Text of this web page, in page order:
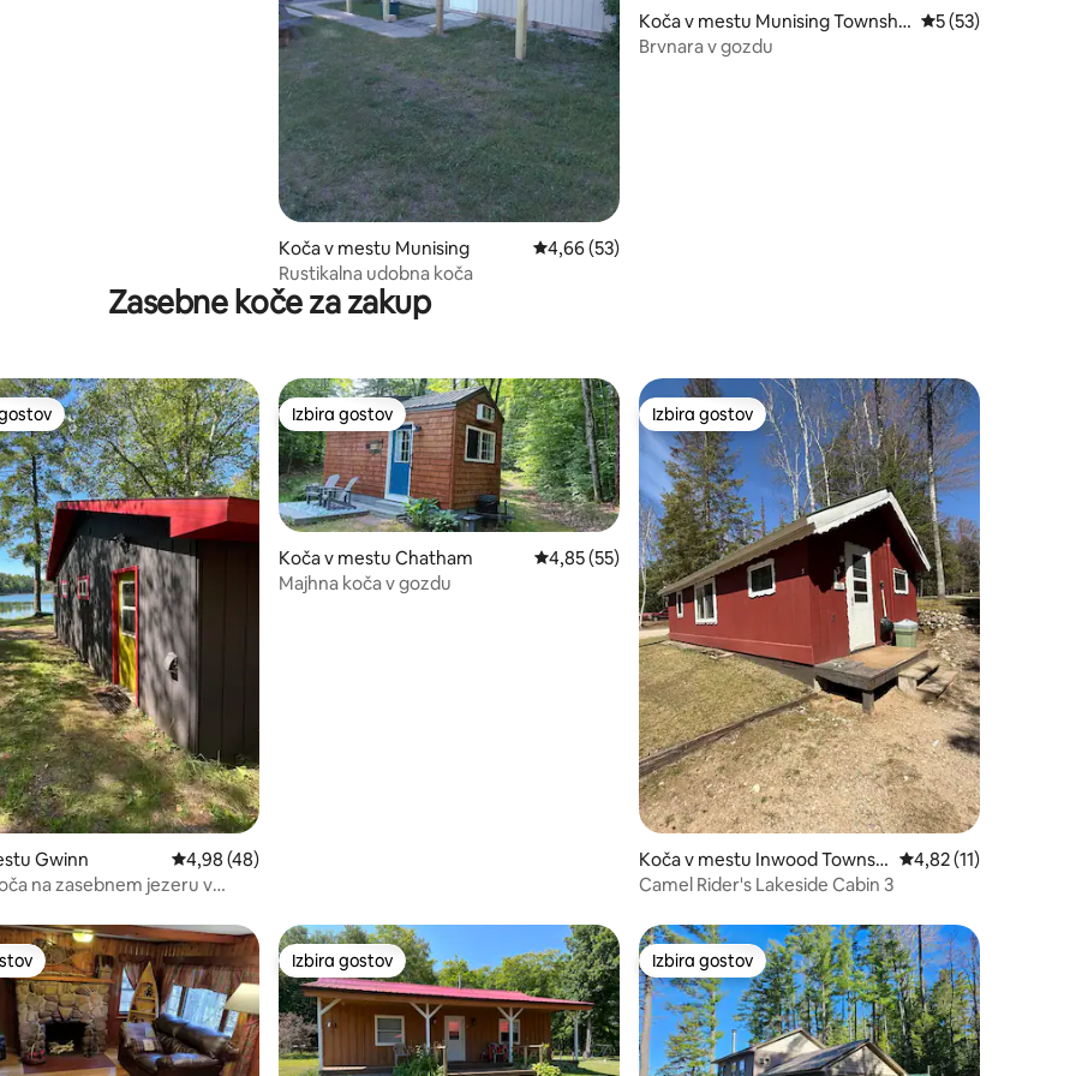
5, št. mnenj: 144 Koča v mestu Munising Povprečna ocena: 4,66 od 5, št. mnenj: 53
4,66 (53)
Rustikalna udobna koča
Koča v mestu Munising Townshi
p
Povprečna ocena:
5 (53)
Brvnara v gozdu
Zasebne koče za zakup
5, št. mnenj: 61
prenočišča z značko »Izbira gostov«
Gwinn Povprečna ocena: 4,98 od 5, št. mnenj: 48
4,98 (48)
na zasebnem jezeru v
Izbira gostov
Izbira gostov
Koča v mestu Chatham Povprečna ocena: 4,85 od 5, št. mnenj: 55
4,85 (55)
Majhna koča v gozdu
Izbira gostov
Izbira gostov
Koča v mestu Inwood Townshi
p
Povprečna ocena:
4,82 (11)
Camel Rider's Lakeside Cabin 3
Izbira gostov
Izbira gostov Izbira gostov
Izbira gostov